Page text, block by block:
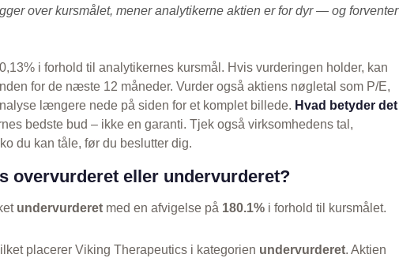
over kursmålet, mener analytikerne aktien er for dyr — og forventer
i forhold til analytikernes kursmål. Hvis vurderingen holder, kan
for de næste 12 måneder. Vurder også aktiens nøgletal som P/E,
længere nede på siden for et komplet billede. Hvad betyder det
bedste bud – ikke en garanti. Tjek også virksomhedens tal,
du kan tåle, før du beslutter dig.
overvurderet eller undervurderet?
undervurderet med en afvigelse på 180.1% i forhold til kursmålet.
placerer Viking Therapeutics i kategorien undervurderet. Aktien